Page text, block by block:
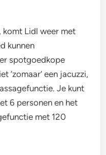
komt Lidl weer met
kunnen
spotgoedkope
‘zomaar’ een jacuzzi,
Je kunt
6 personen en het
met 120